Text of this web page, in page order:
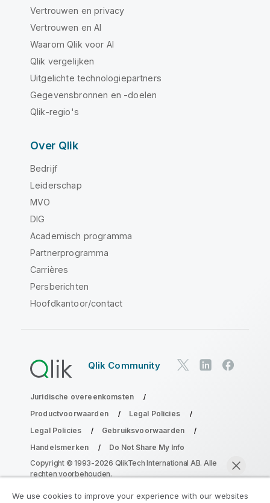
Vertrouwen en privacy
Vertrouwen en AI
Waarom Qlik voor AI
Qlik vergelijken
Uitgelichte technologiepartners
Gegevensbronnen en -doelen
Qlik-regio's
Over Qlik
Bedrijf
Leiderschap
MVO
DIG
Academisch programma
Partnerprogramma
Carrières
Persberichten
Hoofdkantoor/contact
Qlik Community
Juridische overeenkomsten
Productvoorwaarden
Legal Policies
Legal Policies
Gebruiksvoorwaarden
Handelsmerken
Do Not Share My Info
Copyright © 1993-2026 QlikTech International AB. Alle
rechten voorbehouden.
We use cookies to improve your experience with our websites